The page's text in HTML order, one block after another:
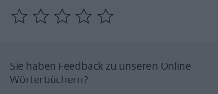
Sie haben Feedback zu unseren Online
Wörterbüchern?